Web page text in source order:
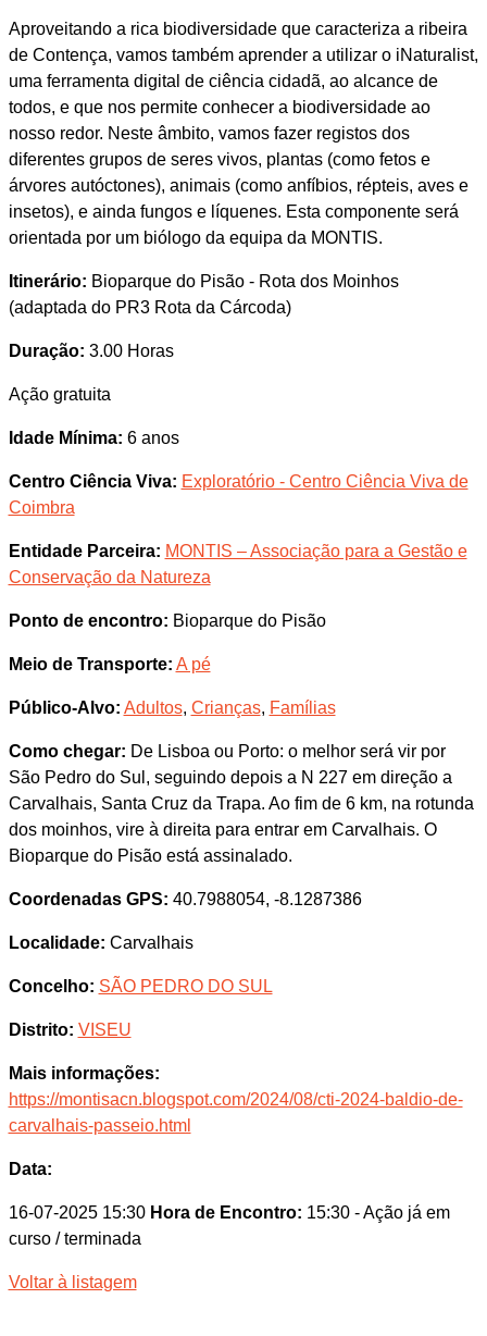
Aproveitando a rica biodiversidade que caracteriza a ribeira
de Contença, vamos também aprender a utilizar o iNaturalist,
uma ferramenta digital de ciência cidadã, ao alcance de
todos, e que nos permite conhecer a biodiversidade ao
nosso redor. Neste âmbito, vamos fazer registos dos
diferentes grupos de seres vivos, plantas (como fetos e
árvores autóctones), animais (como anfíbios, répteis, aves e
insetos), e ainda fungos e líquenes. Esta componente será
orientada por um biólogo da equipa da MONTIS.
Itinerário: Bioparque do Pisão - Rota dos Moinhos
(adaptada do PR3 Rota da Cárcoda)
Duração: 3.00 Horas
Ação gratuita
Idade Mínima: 6 anos
Centro Ciência Viva: Exploratório - Centro Ciência Viva de
Coimbra
Entidade Parceira: MONTIS – Associação para a Gestão e
Conservação da Natureza
Ponto de encontro: Bioparque do Pisão
Meio de Transporte: A pé
Público-Alvo: Adultos, Crianças, Famílias
Como chegar: De Lisboa ou Porto: o melhor será vir por
São Pedro do Sul, seguindo depois a N 227 em direção a
Carvalhais, Santa Cruz da Trapa. Ao fim de 6 km, na rotunda
dos moinhos, vire à direita para entrar em Carvalhais. O
Bioparque do Pisão está assinalado.
Coordenadas GPS: 40.7988054, -8.1287386
Localidade: Carvalhais
Concelho: SÃO PEDRO DO SUL
Distrito: VISEU
Mais informações:
https://montisacn.blogspot.com/2024/08/cti-2024-baldio-de-
carvalhais-passeio.html
Data:
16-07-2025 15:30 Hora de Encontro: 15:30 - Ação já em
curso / terminada
Voltar à listagem